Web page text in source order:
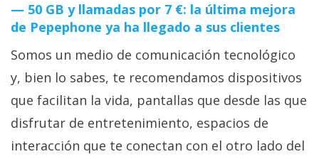
50 GB y llamadas por 7 €: la última mejora
de Pepephone ya ha llegado a sus clientes
Somos un medio de comunicación tecnológico
y, bien lo sabes, te recomendamos dispositivos
que facilitan la vida, pantallas que desde las que
disfrutar de entretenimiento, espacios de
interacción que te conectan con el otro lado del